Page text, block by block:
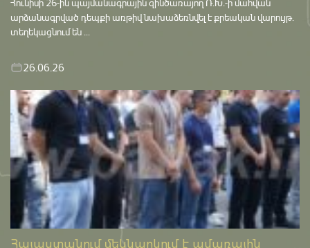
Հունիսի 26-ին պայմանագրային զինծառայող Ռ.Խ.-ի մահվան
արձանագրված դեպքի առթիվ նախաձեռնվել է քրեական վարույթ․
տեղեկացնում են ...
26.06.26
Հայաստանում մեկնարկում է ամառային